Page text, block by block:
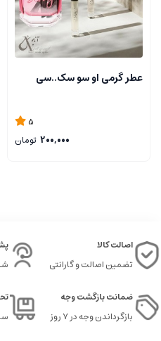
عطر گرمی او سو سک..سی
5
200,000 تومان
اصالت کالا
تضمین اصالت و گارانتی
ضمانت بازگشت وجه
بازگرداندن وجه در ۷ روز